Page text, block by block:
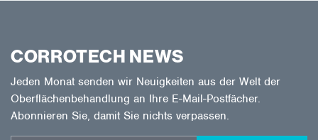
CORROTECH NEWS
Jeden Monat senden wir Neuigkeiten aus der Welt der
Oberflächenbehandlung an Ihre E-Mail-Postfächer.
Abonnieren Sie, damit Sie nichts verpassen.